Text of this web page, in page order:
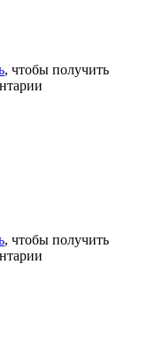
, чтобы получить
, чтобы получить